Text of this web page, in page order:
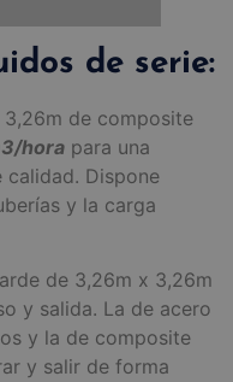
de serie:
de composite
hora para una
Dispone
y la carga
de 3,26m x 3,26m
y salida. La de acero
y la de composite
y salir de forma